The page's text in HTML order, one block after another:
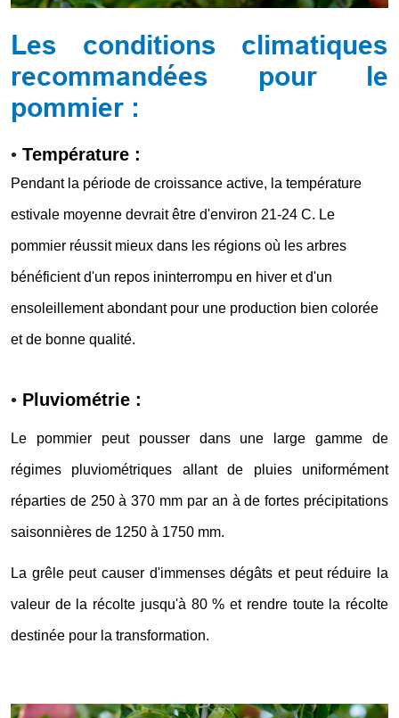
Les conditions climatiques
recommandées pour le
pommier :
• Température :
Pendant la période de croissance active, la température
estivale moyenne devrait être d'environ 21-24 C. Le
pommier réussit mieux dans les régions où les arbres
bénéficient d'un repos ininterrompu en hiver et d'un
ensoleillement abondant pour une production bien colorée
et de bonne qualité.
• Pluviométrie :
Le pommier peut pousser dans une large gamme de
régimes pluviométriques allant de pluies uniformément
réparties de 250 à 370 mm par an à de fortes précipitations
saisonnières de 1250 à 1750 mm.
La grêle peut causer d'immenses dégâts et peut réduire la
valeur de la récolte jusqu'à 80 % et rendre toute la récolte
destinée pour la transformation.